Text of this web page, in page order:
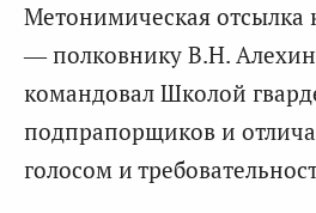
Метонимическая отсылка
— полковнику В.Н.
командовал Школой
подпрапорщиков и
голосом и